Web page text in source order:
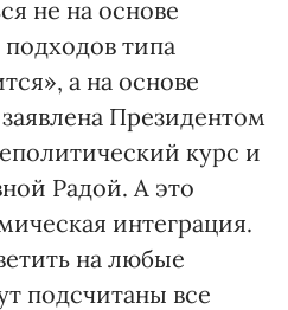
не на основе
типа
а на основе
Президентом
курс и
Радой. А это
интеграция.
на любые
подсчитаны все